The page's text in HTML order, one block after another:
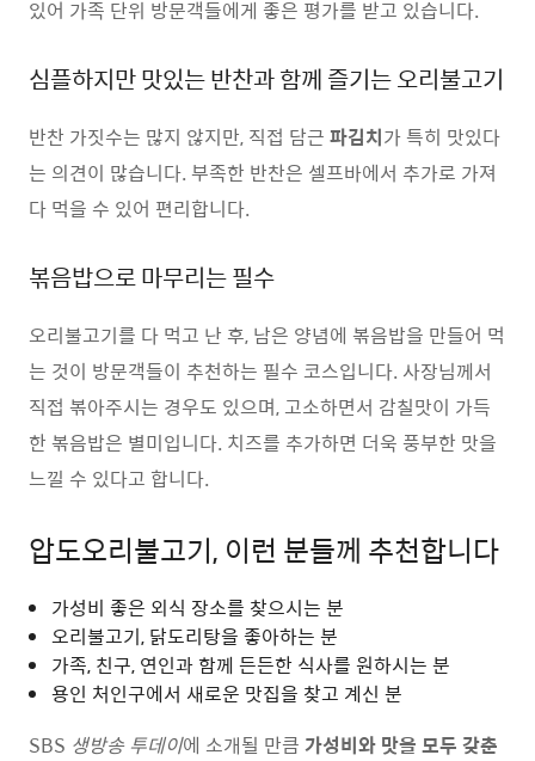
있어 가족 단위 방문객들에게 좋은 평가를 받고 있습니다.
심플하지만 맛있는 반찬과 함께 즐기는 오리불고기
반찬 가짓수는 많지 않지만, 직접 담근 파김치가 특히 맛있다
는 의견이 많습니다. 부족한 반찬은 셀프바에서 추가로 가져
다 먹을 수 있어 편리합니다.
볶음밥으로 마무리는 필수
오리불고기를 다 먹고 난 후, 남은 양념에 볶음밥을 만들어 먹
는 것이 방문객들이 추천하는 필수 코스입니다. 사장님께서
직접 볶아주시는 경우도 있으며, 고소하면서 감칠맛이 가득
한 볶음밥은 별미입니다. 치즈를 추가하면 더욱 풍부한 맛을
느낄 수 있다고 합니다.
압도오리불고기, 이런 분들께 추천합니다
가성비 좋은 외식 장소를 찾으시는 분
오리불고기, 닭도리탕을 좋아하는 분
가족, 친구, 연인과 함께 든든한 식사를 원하시는 분
용인 처인구에서 새로운 맛집을 찾고 계신 분
SBS 생방송 투데이에 소개될 만큼 가성비와 맛을 모두 갖춘